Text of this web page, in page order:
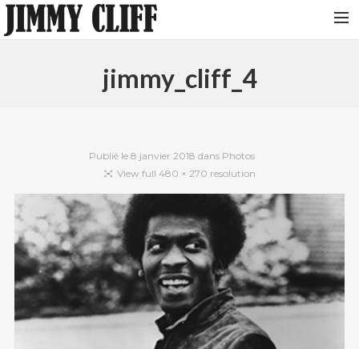
BIO
STUDIO
CONTACT
jimmy_cliff_4
Publié le 8 janvier 2018 dans Photos
View full 480 × 270 resolution